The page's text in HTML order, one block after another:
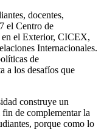
docentes,
el Centro de
el Exterior, CICEX,
Internacionales.
de
a los desafíos que
construye un
de complementar la
porque como lo